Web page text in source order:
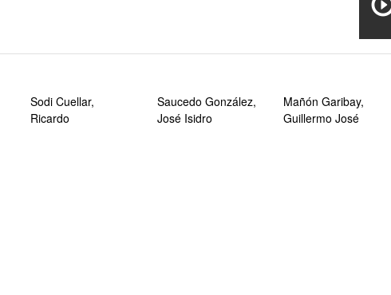
Sodi Cuellar,
Ricardo
Saucedo González,
José Isidro
Mañón Garibay,
Guillermo José